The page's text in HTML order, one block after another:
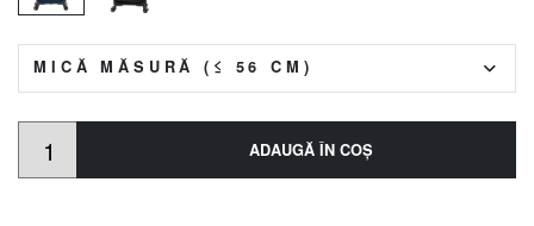
MICĂ MĂSURĂ (≤ 56 CM)
ADAUGĂ ÎN COŞ